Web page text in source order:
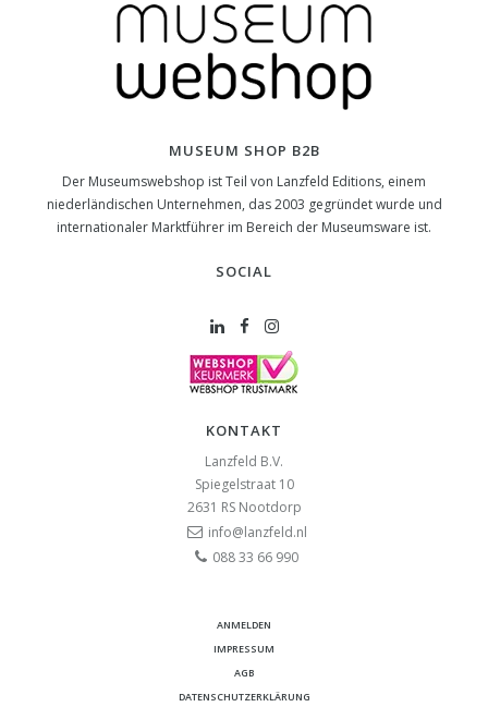
MUSEUM SHOP B2B
Der Museumswebshop ist Teil von Lanzfeld Editions, einem
niederländischen Unternehmen, das 2003 gegründet wurde und
internationaler Marktführer im Bereich der Museumsware ist.
SOCIAL
KONTAKT
Lanzfeld B.V.
Spiegelstraat 10
2631 RS Nootdorp
info@lanzfeld.nl
088 33 66 990
ANMELDEN
IMPRESSUM
AGB
DATENSCHUTZERKLÄRUNG